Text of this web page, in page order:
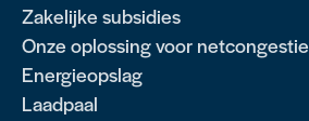
Zakelijke subsidies
Onze oplossing voor netcongestie
Energieopslag
Laadpaal